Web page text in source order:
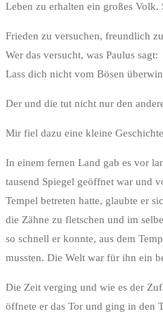
Leben zu erhalten ein großes
Frieden zu versuchen, freundlich
Wer das versucht, was Paulus sagt:
Lass dich nicht vom Bösen
Der und die tut nicht nur den
Mir fiel dazu eine kleine
In einem fernen Land gab es vor
tausend Spiegel geöffnet war und
Tempel betreten hatte, glaubte er
die Zähne zu fletschen und im
so schnell er konnte, aus dem
mussten. Die Welt war für ihn ein
Die Zeit verging und wie es der
öffnete er das Tor und ging in den